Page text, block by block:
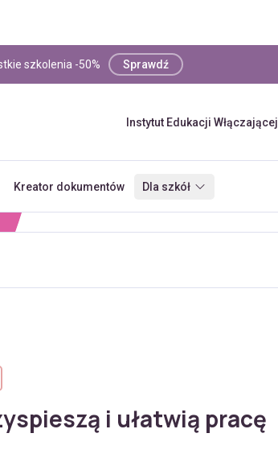
szkolenia -50% Sprawdź
Instytut Edukacji Włączającej
Kreator dokumentów Dla szkół
i ułatwią pracę